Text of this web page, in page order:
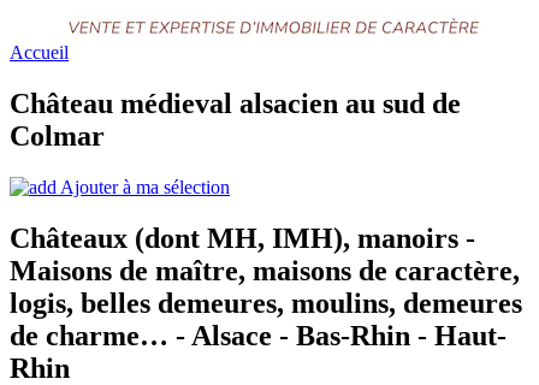
Accueil
Château médieval alsacien au sud de
Colmar
Ajouter à ma sélection
Châteaux (dont MH, IMH), manoirs -
Maisons de maître, maisons de caractère,
logis, belles demeures, moulins, demeures
de charme… - Alsace - Bas-Rhin - Haut-
Rhin